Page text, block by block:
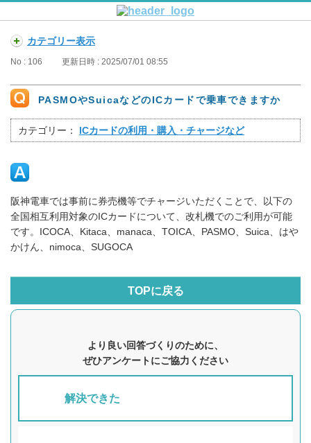
カテゴリー表示
No : 106 更新日時 : 2025/07/01 08:55
PASMOやSuicaなどのICカードで乗車できますか
カテゴリー： ICカードの利用・購入・チャージなど
阪神電車では事前に券売機等でチャージいただくことで、以下の
全国相互利用対象のICカードについて、改札機でのご利用が可能
です。ICOCA、Kitaca、manaca、TOICA、PASMO、Suica、はや
かけん、nimoca、SUGOCA
TOPに戻る
より良い回答づくりのために、
ぜひアンケートにご協力ください
解決できた